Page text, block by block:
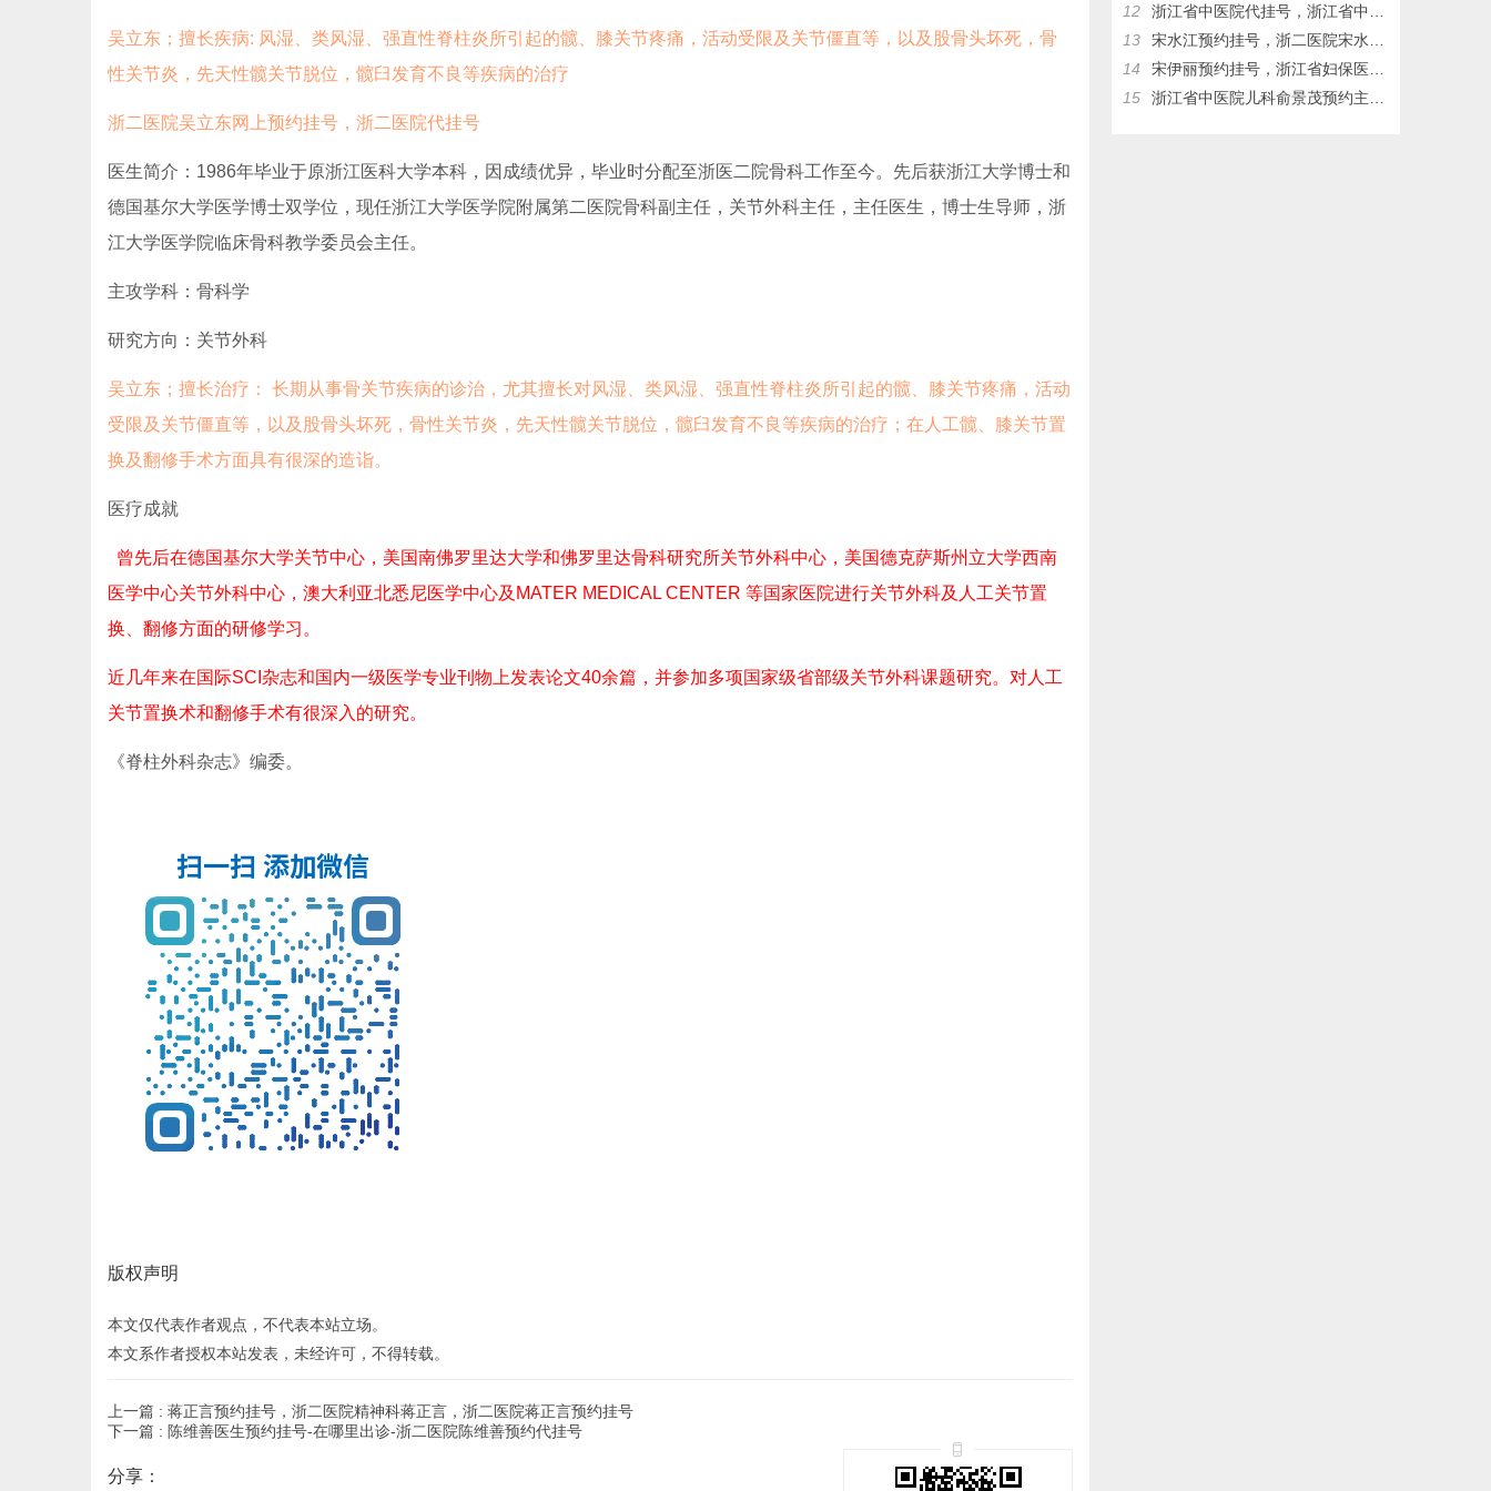
吴立东； 擅长疾病: 风湿、类风湿、强直性脊柱炎所引起的髋、膝关节疼痛，活动受限及关节僵直等，以及股骨头坏死，骨
性关节炎，先天性髋关节脱位，髋臼发育不良等疾病的治疗
浙二医院吴立东网上预约挂号，浙二医院代挂号
医生简介：1986年毕业于原浙江医科大学本科，因成绩优异，毕业时分配至浙医二院骨科工作至今。先后获浙江大学博士和
德国基尔大学医学博士双学位，现任浙江大学医学院附属第二医院骨科副主任，关节外科主任，主任医生，博士生导师，浙
江大学医学院临床骨科教学委员会主任。
主攻学科：骨科学
研究方向：关节外科
吴立东； 擅长治疗： 长期从事骨关节疾病的诊治，尤其擅长对风湿、类风湿、强直性脊柱炎所引起的髋、膝关节疼痛，活动
受限及关节僵直等，以及股骨头坏死，骨性关节炎，先天性髋关节脱位，髋臼发育不良等疾病的治疗；在人工髋、膝关节置
换及翻修手术方面具有很深的造诣。
医疗成就
曾先后在德国基尔大学关节中心，美国南佛罗里达大学和佛罗里达骨科研究所关节外科中心，美国德克萨斯州立大学西南
医学中心关节外科中心，澳大利亚北悉尼医学中心及MATER MEDICAL CENTER 等国家医院进行关节外科及人工关节置
换、翻修方面的研修学习。
近几年来在国际SCI杂志和国内一级医学专业刊物上发表论文40余篇，并参加多项国家级省部级关节外科课题研究。对人工
关节置换术和翻修手术有很深入的研究。
《脊柱外科杂志》编委。
版权声明
本文仅代表作者观点，不代表本站立场。
本文系作者授权本站发表，未经许可，不得转载。
上一篇 : 蒋正言预约挂号，浙二医院精神科蒋正言，浙二医院蒋正言预约挂号
下一篇 : 陈维善医生预约挂号-在哪里出诊-浙二医院陈维善预约代挂号
分享：
12
浙江省中医院代挂号，浙江省中医院儿科俞景茂网上预约挂号，俞景茂门诊时间
13
宋水江预约挂号，浙二医院宋水江预约挂号，浙二医院代挂号
14
宋伊丽预约挂号，浙江省妇保医院宋伊丽网上挂号，浙江省妇保医院宋伊丽，浙江省妇保医院代挂号
15
浙江省中医院儿科俞景茂预约主任挂号热线17326083953